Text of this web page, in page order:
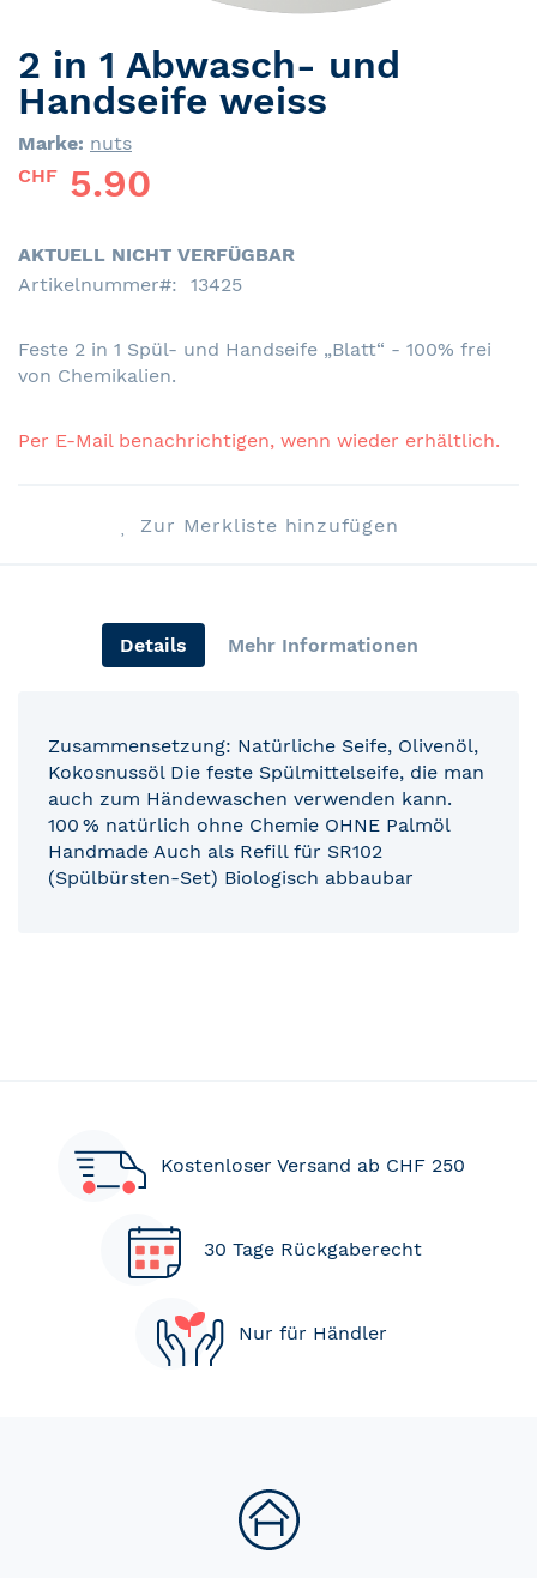
Skip
to
the
beginning
the
2 in 1 Abwasch- und
Handseife weiss
Marke: nuts
CHF 5.90
AKTUELL NICHT VERFÜGBAR
Artikelnummer
13425
Feste 2 in 1 Spül- und Handseife „Blatt“ - 100% frei
von Chemikalien.
Per E-Mail benachrichtigen, wenn wieder erhältlich.
Zur Merkliste hinzufügen
Details Mehr Informationen
Zusammensetzung: Natürliche Seife, Olivenöl,
Kokosnussöl Die feste Spülmittelseife, die man
auch zum Händewaschen verwenden kann.
100 % natürlich ohne Chemie OHNE Palmöl
Handmade Auch als Refill für SR102
(Spülbürsten-Set) Biologisch abbaubar
Kostenloser Versand ab CHF 250
30 Tage Rückgaberecht
Nur für Händler